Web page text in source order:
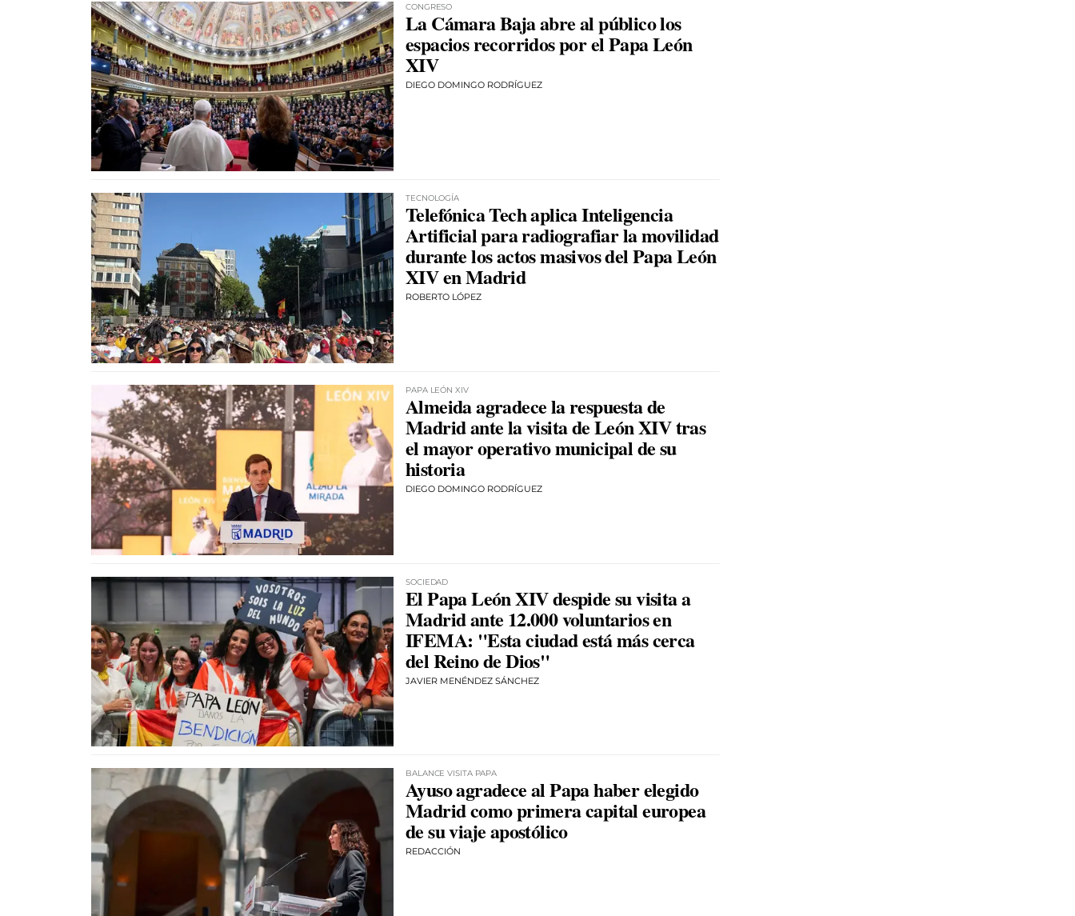
CONGRESO
La Cámara Baja abre al público los
espacios recorridos por el Papa León
XIV
DIEGO DOMINGO RODRÍGUEZ
TECNOLOGÍA
Telefónica Tech aplica Inteligencia
Artificial para radiografiar la movilidad
durante los actos masivos del Papa León
XIV en Madrid
ROBERTO LÓPEZ
PAPA LEÓN XIV
Almeida agradece la respuesta de
Madrid ante la visita de León XIV tras
el mayor operativo municipal de su
historia
DIEGO DOMINGO RODRÍGUEZ
SOCIEDAD
El Papa León XIV despide su visita a
Madrid ante 12.000 voluntarios en
IFEMA: "Esta ciudad está más cerca
del Reino de Dios"
JAVIER MENÉNDEZ SÁNCHEZ
BALANCE VISITA PAPA
Ayuso agradece al Papa haber elegido
Madrid como primera capital europea
de su viaje apostólico
REDACCIÓN